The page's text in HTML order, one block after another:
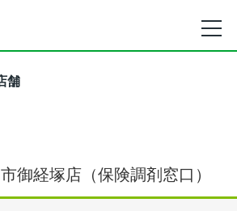
舗
御経塚店（保険調剤窓口）